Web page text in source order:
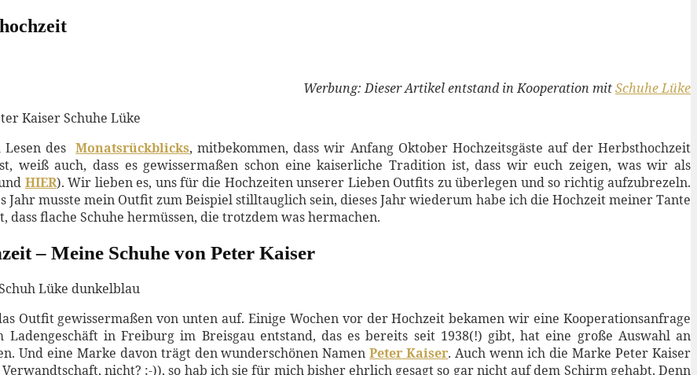
Werbung: Dieser Artikel entstand in Kooperation mitSchuhe Lüke
Lesen desMonatsrückblicks, mitbekommen, dass wir Anfang Oktober Hochzeitsgäste auf der Herbsthochzeit
auch, dass es gewissermaßen schon eine kaiserliche Tradition ist, dass wir euch zeigen, was wir als
HIER). Wir lieben es, uns für die Hochzeiten unserer Lieben Outfits zu überlegen und so richtig aufzubrezeln.
Jahr musste mein Outfit zum Beispiel stilltauglich sein, dieses Jahr wiederum habe ich die Hochzeit meiner Tante
dass flache Schuhe hermüssen, die trotzdem was hermachen.
– Meine Schuhe von Peter Kaiser
Outfit gewissermaßen von unten auf. Einige Wochen vor der Hochzeit bekamen wir eine Kooperationsanfrage
Ladengeschäft in Freiburg im Breisgau entstand, das es bereits seit 1938(!) gibt, hat eine große Auswahl an
Und eine Marke davon trägt den wunderschönen NamenPeter Kaiser. Auch wenn ich die Marke Peter Kaiser
nicht? ;-)), so hab ich sie für mich bisher ehrlich gesagt so gar nicht auf dem Schirm gehabt. Denn